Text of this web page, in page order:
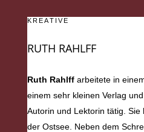
KREATIVE
RUTH RAHLFF
Ruth Rahlff arbeitete in
einem sehr kleinen Verlag
Autorin und Lektorin tätig. Sie
der Ostsee. Neben dem